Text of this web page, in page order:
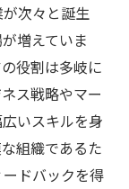
次々と誕生
増えていま
役割は多岐に
ス戦略やマー
いスキルを身
組織であるた
ドバックを得